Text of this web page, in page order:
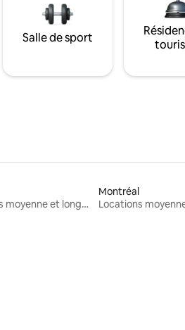
Salle de sport
Locations moyenne et longue durée
Montréal